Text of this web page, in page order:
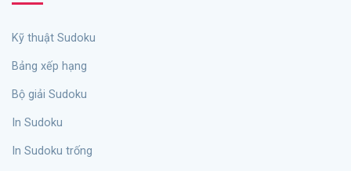
Kỹ thuật Sudoku
Bảng xếp hạng
Bộ giải Sudoku
In Sudoku
In Sudoku trống